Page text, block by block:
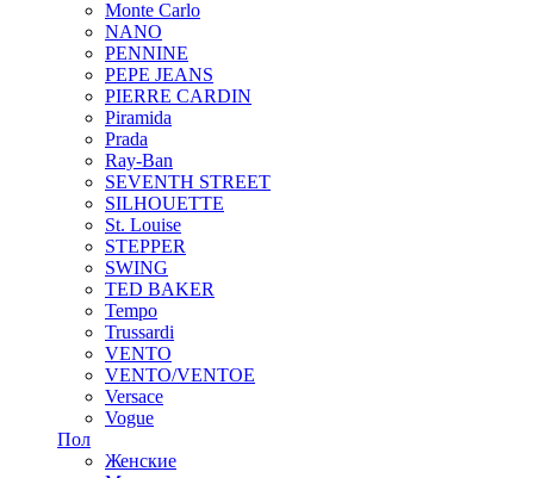
Monte Carlo
NANO
PENNINE
PEPE JEANS
PIERRE CARDIN
Piramida
Prada
Ray-Ban
SEVENTH STREET
SILHOUETTE
St. Louise
STEPPER
SWING
TED BAKER
Tempo
Trussardi
VENTO
VENTO/VENTOE
Versace
Vogue
Пол
Женские